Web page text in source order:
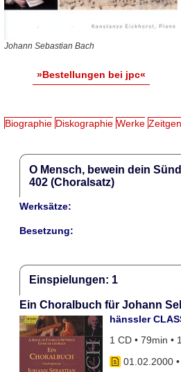
Johann Sebastian Bach
»Bestellungen bei jpc«
Biographie Diskographie Werke
O Mensch, bewein dein
402 (Choralsatz)
Werksätze:
Besetzung:
Einspielungen: 1
Ein Choralbuch für Johann
hänssler
1 CD • 79min •
01.02.2000•